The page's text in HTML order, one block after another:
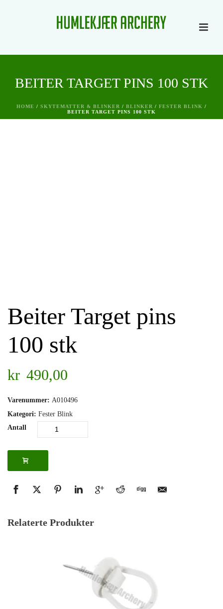
BEITER TARGET PINS 100 STK
HOME / SKYTEMATTER & BLINKER / BLINKER / FESTER BLINK /
BEITER TARGET PINS 100 STK
Beiter Target pins
100 stk
kr 490,00
Varenummer: A010496
Kategori: Fester Blink
Antall
Relaterte Produkter